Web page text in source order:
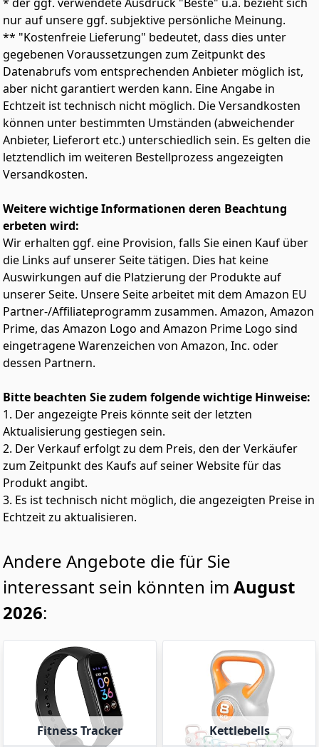
macht.
EINFACHER SCHLEIFPAPIERWECHSEL: Schnelles und
sicheres Auswechseln der Schleifscheiben durch
Klettverschluss-System (Klettfix) auf dem 125 mm
Schleifteller.
ELEKTRONISCHE DREHZAHLREGULIERUNG: Um eine
optimale Leistung und Präzision bei Schleifarbeiten zu
gewährleisten, ermöglicht Ihnen die elektronische
Drehzahlregulierung eine materialspezifische
Anpassung der Geschwindigkeit.
MAXIMALE VIBRATIONSDÄMPFUNG: Die optimale
Antriebsbalance sorgt für eine maximale
Arbeiten auch über einen längeren Zeitraum.
VOR STAUB GESCHÜTZT: Der Ein-/Ausschalter verfügt
über einen speziellen Staubschutz für eine erhöhte
Lebensdauer des Exzenterschleifers.
KOMFORT UND KONTROLLE: Das leichte und kompakte
Design des Exzenterschleifers sowie die gummierte
Gehäuseeinlage geben eine präzise Anwenderkontrolle
und ermöglichen ein ermüdungsarmes Arbeiten auch
über einen längeren Zeitraum.
VERSIEGELTE KUGELLAGER: Die Kugellager sind durch
Versiegelung bestens gegen das Eindringen von Staub
oder anderen Verunreinigungen geschützt.
Kompatibilität mit dem DEWALT AirLock-System
gewährleistet eine einfache und sichere Verbindung
mit DEWALT-Staubabsaugern für eine saubere
Arbeitsumgebung und einen besseren
Gesundheitsschutz des Anwenders.
LIEFERUMFANG: 1x 280 Watt 125 mm Exzenterschleifer,
1x Staubfangsack
WEITERES ZUBEHÖR: Entdecken Sie unser
umfangreiches Sortiment an Zubehör, einschließlich
Schleifscheibe 125mm, K120), DT3112-QZ (25 St.
Schleifscheibe 125mm, K60) sowie DT3111-QZ (25 St.
Schleifscheibe 125mm, K40) passend zu DWE6423-QS.
nur auf unsere ggf. subjektive persönliche Meinung.
** "Kostenfreie Lieferung" bedeutet, dass dies unter
gegebenen Voraussetzungen zum Zeitpunkt des
Datenabrufs vom entsprechenden Anbieter möglich ist,
aber nicht garantiert werden kann. Eine Angabe in
Echtzeit ist technisch nicht möglich. Die Versandkosten
können unter bestimmten Umständen (abweichender
Anbieter, Lieferort etc.) unterschiedlich sein. Es gelten die
letztendlich im weiteren Bestellprozess angezeigten
Versandkosten.
Weitere wichtige Informationen deren Beachtung
erbeten wird:
Wir erhalten ggf. eine Provision, falls Sie einen Kauf über
die Links auf unserer Seite tätigen. Dies hat keine
Auswirkungen auf die Platzierung der Produkte auf
unserer Seite. Unsere Seite arbeitet mit dem Amazon EU
Partner-/Affiliateprogramm zusammen. Amazon, Amazon
Prime, das Amazon Logo and Amazon Prime Logo sind
eingetragene Warenzeichen von Amazon, Inc. oder
dessen Partnern.
Bitte beachten Sie zudem folgende wichtige Hinweise:
1. Der angezeigte Preis könnte seit der letzten
Aktualisierung gestiegen sein.
2. Der Verkauf erfolgt zu dem Preis, den der Verkäufer
zum Zeitpunkt des Kaufs auf seiner Website für das
Produkt angibt.
3. Es ist technisch nicht möglich, die angezeigten Preise in
Echtzeit zu aktualisieren.
Andere Angebote die für Sie
interessant sein könnten im August
2026:
Fitness Tracker Kettlebells